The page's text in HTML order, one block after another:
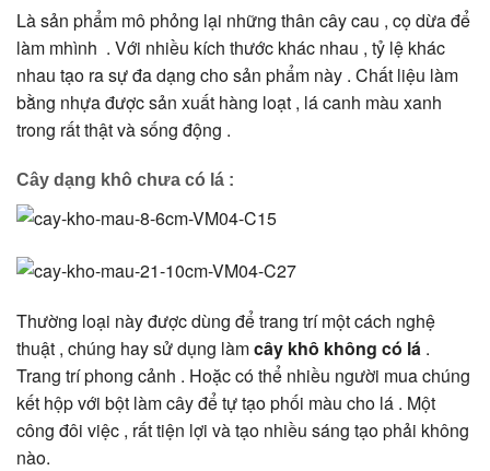
Là sản phẩm mô phỏng lại những thân cây cau , cọ dừa để
làm mhình . Với nhiều kích thước khác nhau , tỷ lệ khác
nhau tạo ra sự đa dạng cho sản phẩm này . Chất liệu làm
bằng nhựa được sản xuất hàng loạt , lá canh màu xanh
trong rất thật và sống động .
Cây dạng khô chưa có lá :
Thường loại này được dùng để trang trí một cách nghệ
thuật , chúng hay sử dụng làmcây khô không có lá .
Trang trí phong cảnh . Hoặc có thể nhiều người mua chúng
kết hộp với bột làm cây để tự tạo phối màu cho lá . Một
công đôi việc , rất tiện lợi và tạo nhiều sáng tạo phải không
nào.